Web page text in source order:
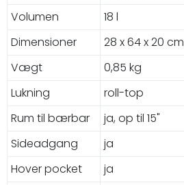
Volumen
18 l
Dimensioner
28 x 64 x 20 cm
Vægt
0,85 kg
Lukning
roll-top
Rum til bærbar
ja, op til 15"
Sideadgang
ja
Hover pocket
ja